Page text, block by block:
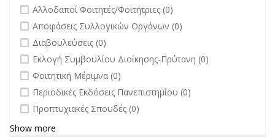
undefined
Αλλοδαποί Φοιτητές/Φοιτήτριες (0)
undefined
Αποφάσεις Συλλογικών Οργάνων (0)
undefined
Διαβουλεύσεις (0)
undefined
Εκλογή Συμβουλίου Διοίκησης-Πρύτανη (0)
undefined
Φοιτητική Μέριμνα (0)
undefined
Περιοδικές Εκδόσεις Πανεπιστημίου (0)
undefined
Προπτυχιακές Σπουδές (0)
Show more